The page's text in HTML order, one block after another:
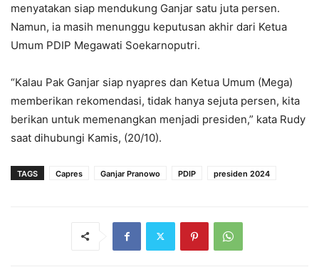
menyatakan siap mendukung Ganjar satu juta persen.
Namun, ia masih menunggu keputusan akhir dari Ketua
Umum PDIP Megawati Soekarnoputri.
“Kalau Pak Ganjar siap nyapres dan Ketua Umum (Mega)
memberikan rekomendasi, tidak hanya sejuta persen, kita
berikan untuk memenangkan menjadi presiden,” kata Rudy
saat dihubungi Kamis, (20/10).
TAGS Capres Ganjar Pranowo PDIP presiden 2024